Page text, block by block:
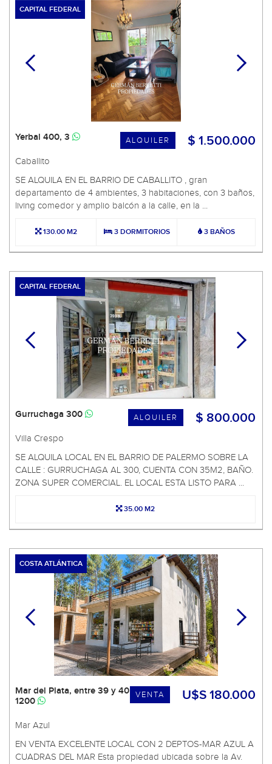
CAPITAL FEDERAL
$ 1.500.000
ALQUILER
Yerbal 400, 3
Caballito
SE ALQUILA EN EL BARRIO DE CABALLITO , gran
departamento de 4 ambientes, 3 habitaciones, con 3 baños,
living comedor y amplio balcón a la calle, en la ...
130.00 M2 3 DORMITORIOS 3 BAÑOS
CAPITAL FEDERAL
$ 800.000
ALQUILER
Gurruchaga 300
Villa Crespo
SE ALQUILA LOCAL EN EL BARRIO DE PALERMO SOBRE LA
CALLE : GURRUCHAGA AL 300, CUENTA CON 35M2, BAÑO.
ZONA SUPER COMERCIAL. EL LOCAL ESTA LISTO PARA ...
35.00 M2
COSTA ATLÁNTICA
U$S 180.000
VENTA
Mar del Plata, entre 39 y 40
1200
Mar Azul
EN VENTA EXCELENTE LOCAL CON 2 DEPTOS-MAR AZUL A
CUADRAS DEL MAR Esta propiedad ubicada sobre la Av.